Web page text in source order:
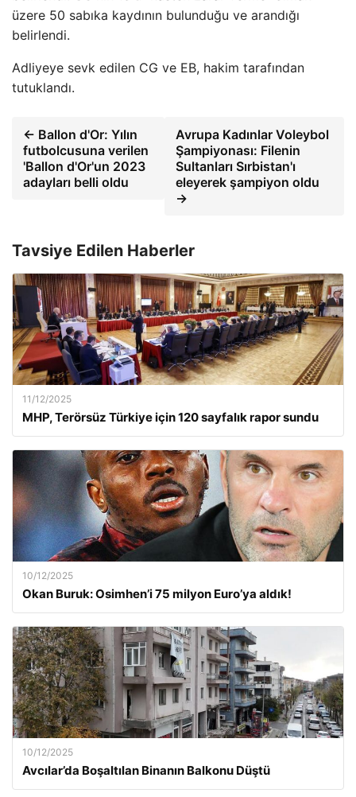
üzere 50 sabıka kaydının bulunduğu ve arandığı
belirlendi.
Adliyeye sevk edilen CG ve EB, hakim tarafından
tutuklandı.
← Ballon d'Or: Yılın
futbolcusuna verilen
'Ballon d'Or'un 2023
adayları belli oldu
Avrupa Kadınlar Voleybol
Şampiyonası: Filenin
Sultanları Sırbistan'ı
eleyerek şampiyon oldu
→
Tavsiye Edilen Haberler
11/12/2025
MHP, Terörsüz Türkiye için 120 sayfalık rapor sundu
10/12/2025
Okan Buruk: Osimhen’i 75 milyon Euro’ya aldık!
10/12/2025
Avcılar’da Boşaltılan Binanın Balkonu Düştü